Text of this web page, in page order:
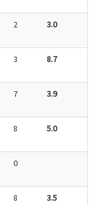
2 3.0
3 8.7
7 3.9
8 5.0
0
8 3.5